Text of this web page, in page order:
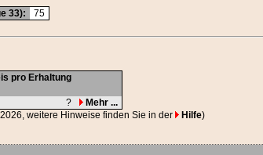
33): 75
pro Erhaltung
?
Mehr ...
weitere Hinweise finden Sie in der
Hilfe)